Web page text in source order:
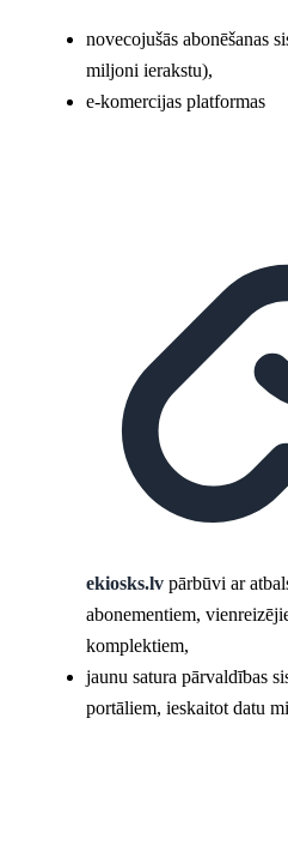
novecojušās abonēšanas
miljoni ierakstu),
e-komercijas platformas
ekiosks.lv pārbūvi ar
abonementiem,
komplektiem,
jaunu satura pārvaldības
portāliem, ieskaitot datu